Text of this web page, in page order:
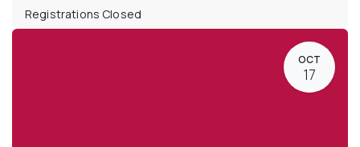
Registrations Closed
OCT
17